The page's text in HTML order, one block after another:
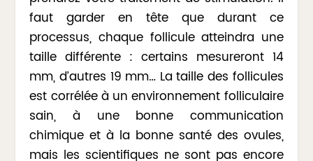
faut garder en tête que durant ce
processus, chaque follicule atteindra une
taille différente : certains mesureront 14
mm, d’autres 19 mm… La taille des follicules
est corrélée à un environnement folliculaire
sain, à une bonne communication
chimique et à la bonne santé des ovules,
mais les scientifiques ne sont pas encore